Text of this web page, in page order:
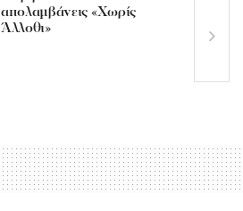
απολαμβάνεις «Χωρίς
Άλλοθι»